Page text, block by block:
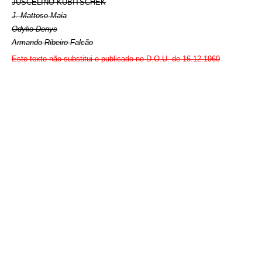
JUSCELINO KUBITSCHEK
J. Mattoso Maia
Odylio Denys
Armando Ribeiro Falcão
Este texto não substitui o publicado no D.O.U. de 16.12.1960